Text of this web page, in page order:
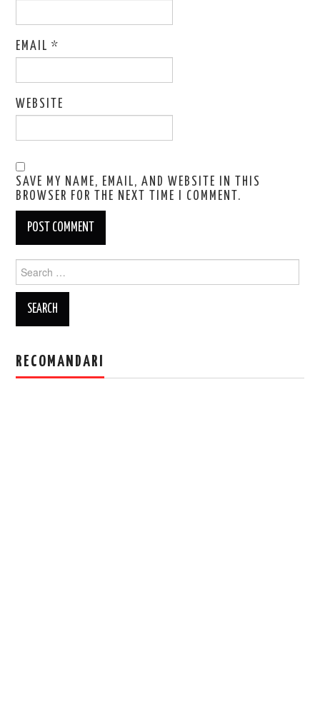
EMAIL*
WEBSITE
SAVE MY NAME, EMAIL, AND WEBSITE IN THIS
BROWSER FOR THE NEXT TIME I COMMENT.
for:
RECOMANDARI